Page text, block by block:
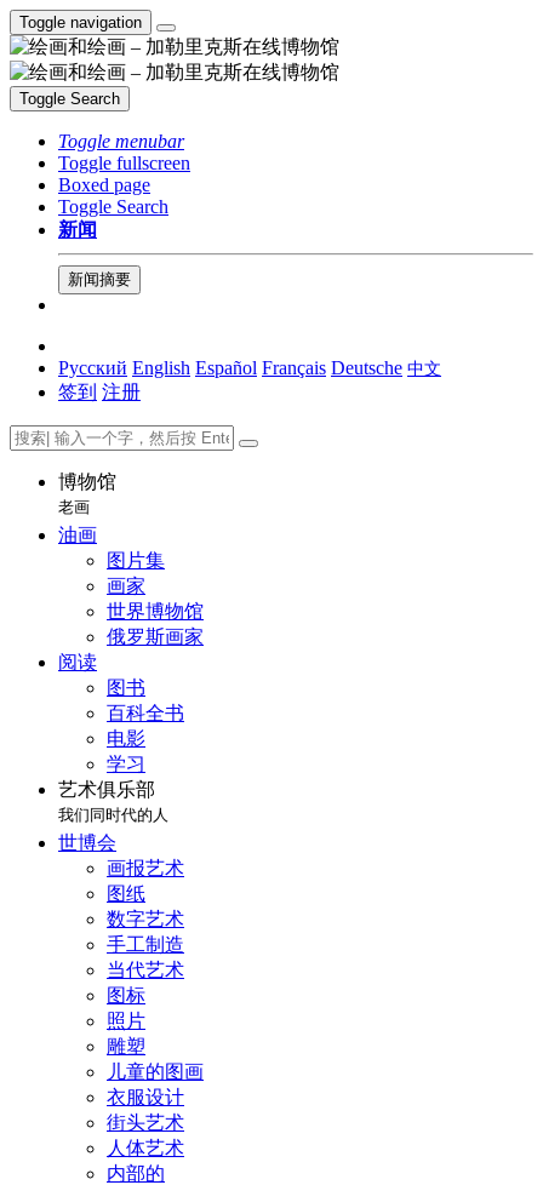
Toggle navigation
Toggle Search
Toggle menubar
Toggle fullscreen
Boxed page
Toggle Search
新闻
新闻摘要
Русский English Español Français Deutsche 中文
签到 注册
博物馆
老画
油画
图片集
画家
世界博物馆
俄罗斯画家
阅读
图书
百科全书
电影
学习
艺术俱乐部
我们同时代的人
世博会
画报艺术
图纸
数字艺术
手工制造
当代艺术
图标
照片
雕塑
儿童的图画
衣服设计
街头艺术
人体艺术
内部的